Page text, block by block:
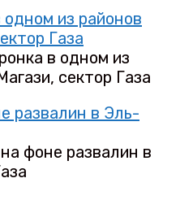
в одном из
сектор Газа
фоне развалин в